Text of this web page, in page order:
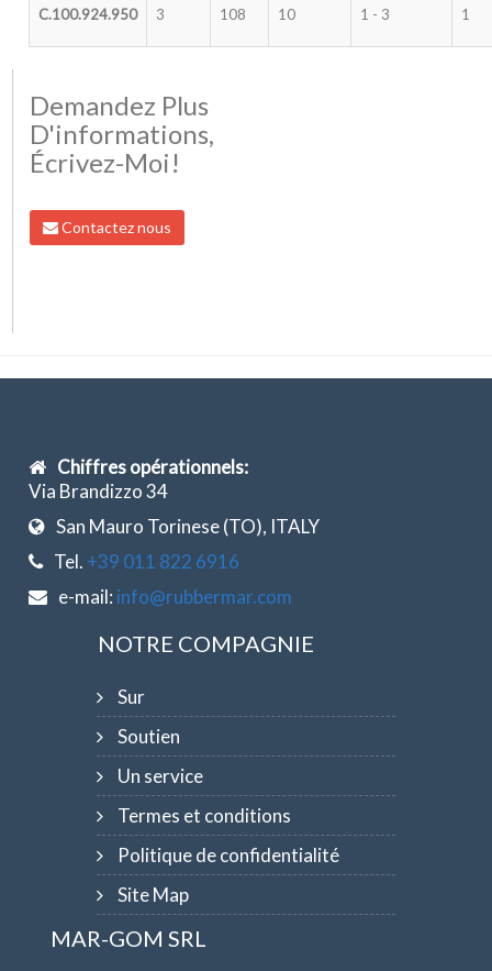
C.100.924.950 3 108 10 1 - 3 1
Demandez Plus
D'informations,
Écrivez-Moi!
Contactez nous
Chiffres opérationnels:
Via Brandizzo 34
San Mauro Torinese (TO), ITALY
Tel. +39 011 822 6916
e-mail: info@rubbermar.com
NOTRE COMPAGNIE
Sur
Soutien
Un service
Termes et conditions
Politique de confidentialité
Site Map
MAR-GOM SRL